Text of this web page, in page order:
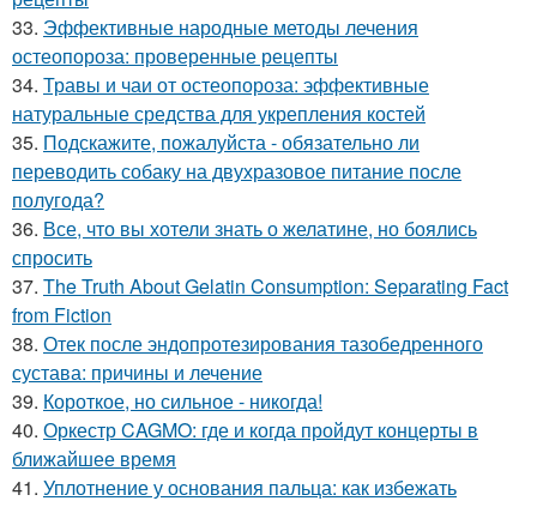
33. Эффективные народные методы лечения
остеопороза: проверенные рецепты
34. Травы и чаи от остеопороза: эффективные
натуральные средства для укрепления костей
35. Подскажите, пожалуйста - обязательно ли
переводить собаку на двухразовое питание после
полугода?
36. Все, что вы хотели знать о желатине, но боялись
спросить
37. The Truth About Gelatin Consumption: Separating Fact
from Fiction
38. Отек после эндопротезирования тазобедренного
сустава: причины и лечение
39. Короткое, но сильное - никогда!
40. Оркестр CAGMO: где и когда пройдут концерты в
ближайшее время
41. Уплотнение у основания пальца: как избежать